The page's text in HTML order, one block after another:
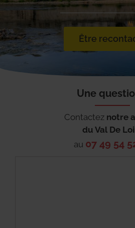
Être
Une
Contactez notre
du Val De
au 07 49 54